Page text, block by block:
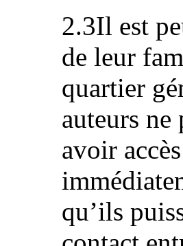
2.3Il est
de leur
quartier
auteurs
avoir
qu’ils